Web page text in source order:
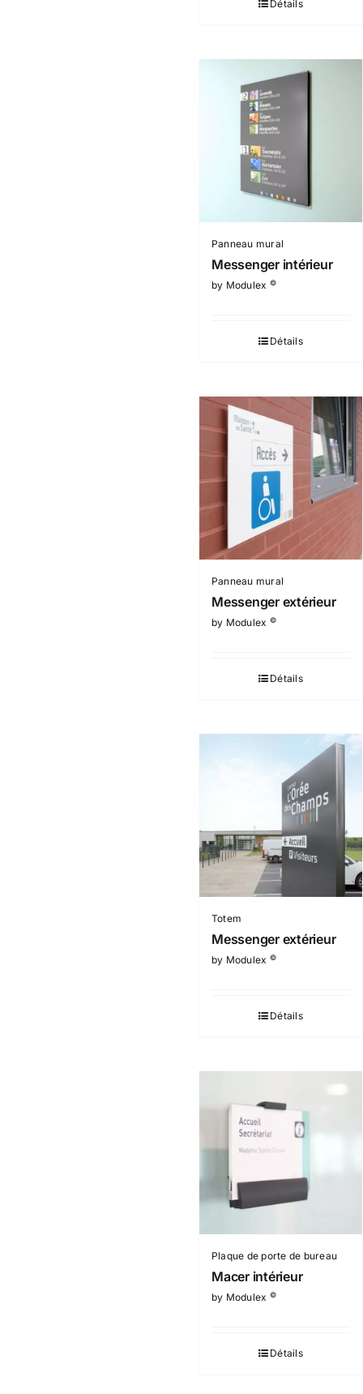
Détails
Panneau mural
Messenger intérieur
by Modulex ©
Détails
Panneau mural
Messenger extérieur
by Modulex ©
Détails
Totem
Messenger extérieur
by Modulex ©
Détails
Plaque de porte de bureau
Macer intérieur
by Modulex ©
Détails